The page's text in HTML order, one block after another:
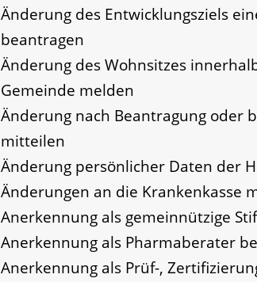
Änderung des Entwicklungsziels
beantragen
Änderung des Wohnsitzes
Gemeinde melden
Änderung nach Beantragung oder
mitteilen
Änderung persönlicher Daten der
Änderungen an die Krankenkasse
Anerkennung als gemeinnützige
Anerkennung als Pharmaberater
Anerkennung als Prüf-,